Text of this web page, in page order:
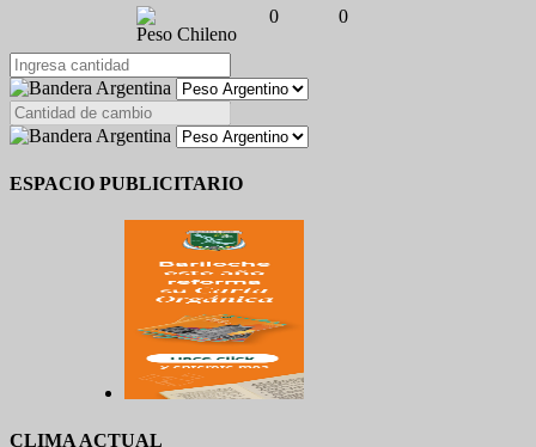
Peso Chileno
0 0
ESPACIO PUBLICITARIO
CLIMA ACTUAL